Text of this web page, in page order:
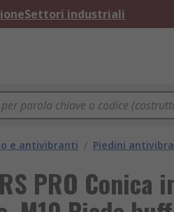
Settori industriali
e antivibranti / Piedini
PRO Conica